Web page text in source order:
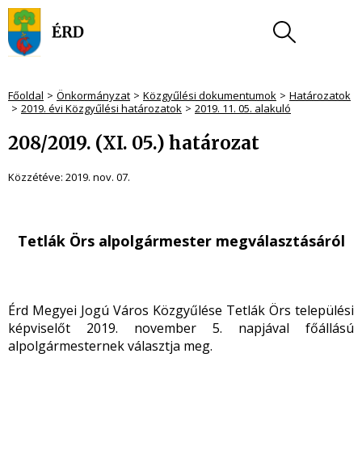
Főoldal Önkormányzat Közgyűlési dokumentumok
Határozatok
2019. évi Közgyűlési határozatok
2019. 11. 05. alakuló
208/2019. (XI. 05.) határozat
Közzétéve: 2019. nov. 07.
Tetlák Örs alpolgármester megválasztásáról
Érd Megyei Jogú Város Közgyűlése Tetlák Örs települési
képviselőt 2019. november 5. napjával főállású
alpolgármesternek választja meg.